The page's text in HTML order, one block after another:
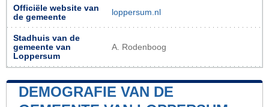
Officiële website van
de gemeente
loppersum.nl
Stadhuis van de
gemeente van
Loppersum
A. Rodenboog
DEMOGRAFIE VAN DE